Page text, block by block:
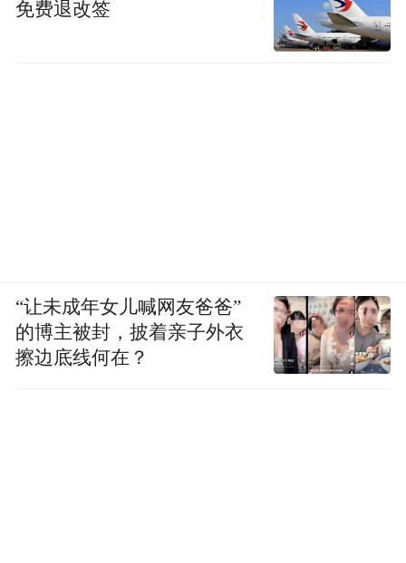
免费退改签
“让未成年女儿喊网友爸爸”
的博主被封，披着亲子外衣
擦边底线何在？